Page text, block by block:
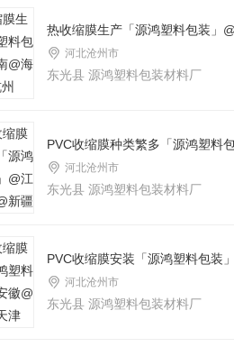
热收缩膜生产「源鸿塑料包装」
河北沧州市
东光县 源鸿塑料包装材料厂
PVC收缩膜种类繁多「源鸿塑料
河北沧州市
东光县 源鸿塑料包装材料厂
PVC收缩膜安装「源鸿塑料包装
河北沧州市
东光县 源鸿塑料包装材料厂